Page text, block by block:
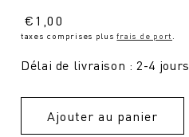
Prix
normal
€1,00
taxes comprises plusfrais de port
Délai de livraison : 2-4 jours
Ajouter au panier